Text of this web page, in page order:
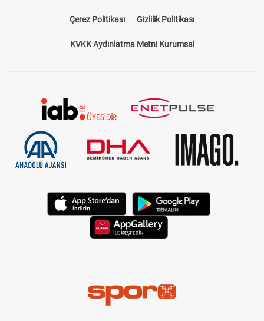
Çerez Politikası Gizlilik Politikası
KVKK Aydınlatma Metni Kurumsal